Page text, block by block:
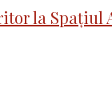
la Spațiul